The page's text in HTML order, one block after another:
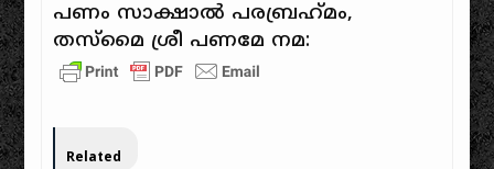
പണം‌ സാക്ഷാല്‍‌ പരബ്രഹ്‌മം‌,
തസ്‌മൈ ശ്രീ പണമേ നമ:
Related